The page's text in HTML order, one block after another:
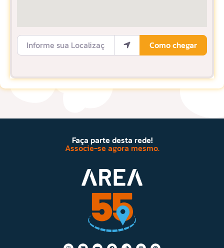
Informe sua Localização
Como chegar
Faça parte desta rede!
Associe-se agora mesmo.